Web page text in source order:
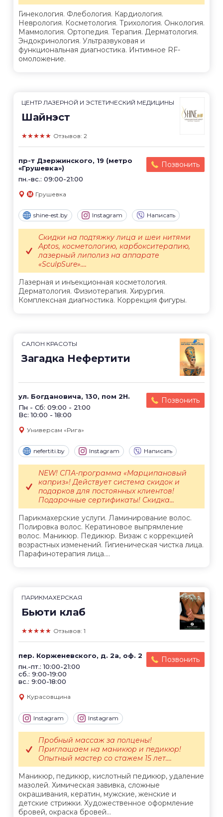
Гинекология. Флебология. Кардиология.
Неврология. Косметология. Трихология. Онкология.
Маммология. Ортопедия. Терапия. Дерматология.
Эндокринология. Ультразвуковая и
функциональная диагностика. Интимное RF-
омоложение.
ЦЕНТР ЛАЗЕРНОЙ И ЭСТЕТИЧЕСКИЙ МЕДИЦИНЫ
Шайнэст
★★★★★ Отзывов: 2
пр-т Дзержинского, 19 (метро
«Грушевка»)
пн.-вс.: 09:00-21:00
Позвонить
Грушевка
shine-est.by Instagram Написать
Лазерная и инъекционная косметология.
Дерматология. Физиотерапия. Хирургия.
Комплексная диагностика. Коррекция фигуры.
Скидки на подтяжку лица и шеи нитями
Aptos, косметологию, карбокситерапию,
лазерный липолиз на аппарате
«SculpSure»....
САЛОН КРАСОТЫ
Загадка Нефертити
ул. Богдановича, 130, пом 2Н.
Пн - Сб: 09:00 - 21:00
Вс: 10:00 - 18:00
Позвонить
Универсам «Рига»
nefertiti.by Instagram Написать
Парикмахерские услуги. Ламинирование волос.
Полировка волос. Кератиновое выпрямление
волос. Маникюр. Педикюр. Визаж с коррекцией
возрастных изменений. Гигиеническая чистка лица.
Парафинотерапия лица....
NEW! СПА-программа «Марципановый
каприз»! Действует система скидок и
подарков для постоянных клиентов!
Подарочные сертификаты! Скидка...
ПАРИКМАХЕРСКАЯ
Бьюти клаб
★★★★★ Отзывов: 1
пер. Корженевского, д. 2а, оф. 2
пн.-пт.: 10:00-21:00
сб.: 9:00-19:00
вс.: 9:00-18:00
Позвонить
Курасовщина
Instagram Instagram
Маникюр, педикюр, кислотный педикюр, удаление
мазолей. Химическая завивка, сложные
окрашивания, кератин, мужские, женские и
детские стрижки. Художественное оформление
бровей, окраска бровей...
Пробный массаж за полцены!
Приглашаем на маникюр и педикюр!
Опытный мастер со стажем 15 лет....